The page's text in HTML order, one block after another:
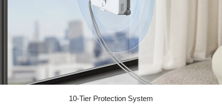
10-Tier Protection System